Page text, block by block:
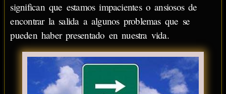
significan que estamos impacientes o ansiosos de
encontrar la salida a algunos problemas que se
pueden haber presentado en nuestra vida.